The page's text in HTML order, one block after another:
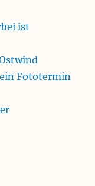
ist
Fototermin